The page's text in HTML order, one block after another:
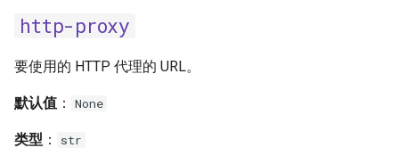
http-proxy
要使用的 HTTP 代理的 URL。
默认值 ： None
类型 ： str